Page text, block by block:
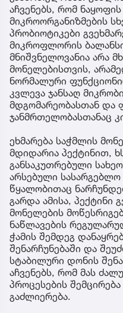
აჩვენებს, რომ
მიკროორგანიზმების
პრობიოტიკები
მიკროფლორის
მნიშვნელოვანია არა
მონელებისთვის,
ნორმალური
კვლევა ჯანსაღ
მდგომარეობასთან და
ჯანმრთელობასთანაც
ეხმარება საჭმლის
მდიდარია პექტინით,
განსაკუთრებული
არსებული სასარგებლო
წყალობითაც
გარდა ამისა, პექტინი
მონელების
ნაწლავების
ჭამის შემდეგ
შენარჩუნებაში და
სტაბილური დონის
აჩვენებს, რომ მას
პროცესების
გაძლიერება.